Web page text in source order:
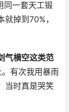
同一套天工锻
掉到70%，
气横空这类范
有次我用暴雨
当时真是哭笑